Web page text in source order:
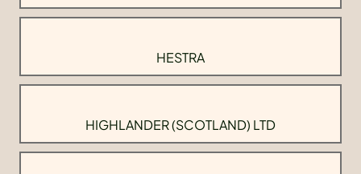
HESTRA
HIGHLANDER (SCOTLAND) LTD